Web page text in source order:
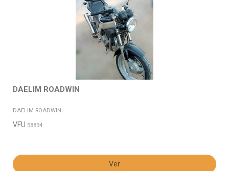
DAELIM ROADWIN
DAELIM ROADWIN
VFU 58834
Ver